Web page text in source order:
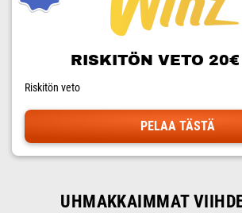
RISKITÖN VETO
Riskitön veto
PELAA TÄSTÄ
UHMAKKAIMMAT